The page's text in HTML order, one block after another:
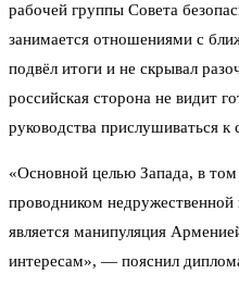
рабочей группы Совета
занимается отношениями с
подвёл итоги и не скрывал
российская сторона не видит
руководства прислушиваться
«Основной целью Запада, в
проводником
является манипуляция
интересам», — пояснил